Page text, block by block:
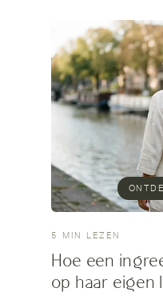
arbeidskosten en
en de risico's van
allemaal mee. In dit
Ottenhof, plastisch
Clinique Rebelle, uit
komt en wanneer
veiligere keuze is.
5 MIN LEZEN
Hoe een
op haar eigen